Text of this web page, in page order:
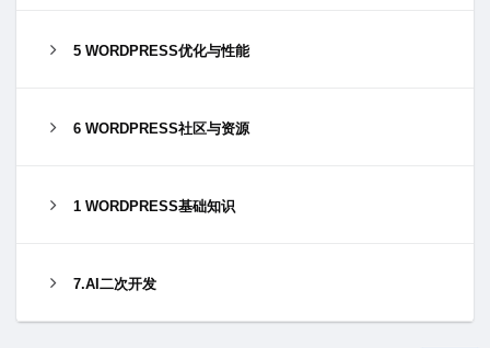
5 WORDPRESS优化与性能
6 WORDPRESS社区与资源
1 WORDPRESS基础知识
7.AI二次开发